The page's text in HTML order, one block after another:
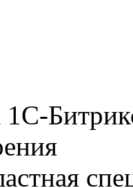
1С-